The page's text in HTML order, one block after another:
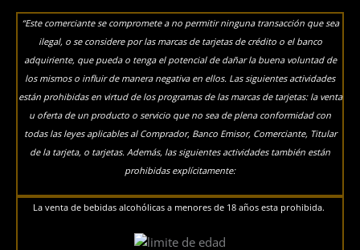
“Este comerciante se compromete a no permitir ninguna transacción que sea
ilegal, o se considere por las marcas de tarjetas de crédito o el banco
adquiriente, que pueda o tenga el potencial de dañar la buena voluntad de
los mismos o influir de manera negativa en ellos. Las siguientes actividades
están prohibidas en virtud de los programas de las marcas de tarjetas: la venta
u oferta de un producto o servicio que no sea de plena conformidad con
todas las leyes aplicables al Comprador, Banco Emisor, Comerciante, Titular
de la tarjeta, o tarjetas. Además, las siguientes actividades también están
prohibidas explícitamente:
La venta de bebidas alcohólicas a menores de 18 años esta prohibida.